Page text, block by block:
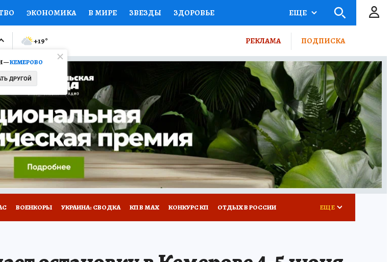
ЭКОНОМИКА В МИРЕ ЗВЕЗДЫ ЗДОРОВЬЕ
Я ЗНАЮ СЕМЬЯ ЖЕНСКИЕ СЕКРЕТЫ ПУТЕВОДИТЕЛЬ
СЕРИАЛЫ СПЕЦПРОЕКТЫ ДЕФИЦИТ ЖЕЛЕЗА ТУРИЗМ
РАБОТА У НАС ГИД ПОТРЕБИТЕЛЯ ВСЕ О КП РАДИО КП
ЕЩЕ
—КЕМЕРОВО
ДРУГОЙ
+19° РЕКЛАМА ПОДПИСКА
ВОЕНКОРЫ УКРАИНА: СВОДКА КП В МАХ КОНКУРС КП ОТДЫХ В РОССИИ ЕЩЕ